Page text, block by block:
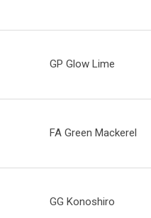
GP Glow Lime
FA Green Mackerel
GG Konoshiro